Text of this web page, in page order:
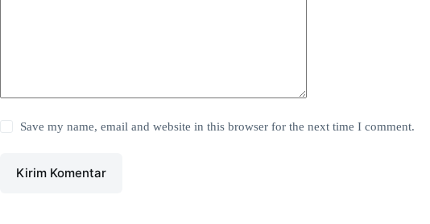
Save my name, email and website in this browser for the next time I comment.
Kirim Komentar